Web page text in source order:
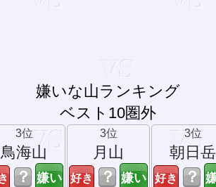
嫌いな山ランキング
ベスト10圏外
3位
鳥海山
？
3位
月山
？
3位
朝日岳
？